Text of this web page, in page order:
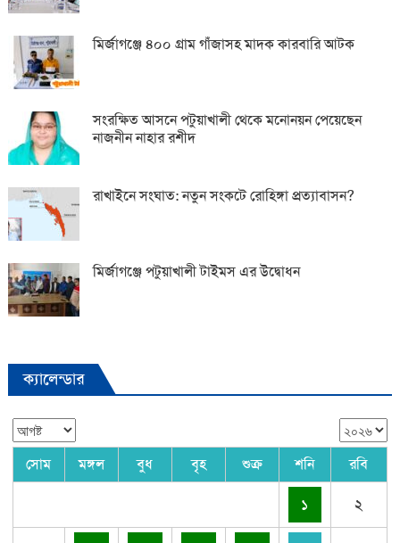
মির্জাগঞ্জে ৪০০ গ্রাম গাঁজাসহ মাদক কারবারি আটক
সংরক্ষিত আসনে পটুয়াখালী থেকে মনোনয়ন পেয়েছেন
নাজনীন নাহার রশীদ
রাখাইনে সংঘাত: নতুন সংকটে রোহিঙ্গা প্রত্যাবাসন?
মির্জাগঞ্জে পটুয়াখালী টাইমস এর উদ্বোধন
ক্যালেন্ডার
সোম মঙ্গল বুধ বৃহ শুক্র শনি রবি
১ ২